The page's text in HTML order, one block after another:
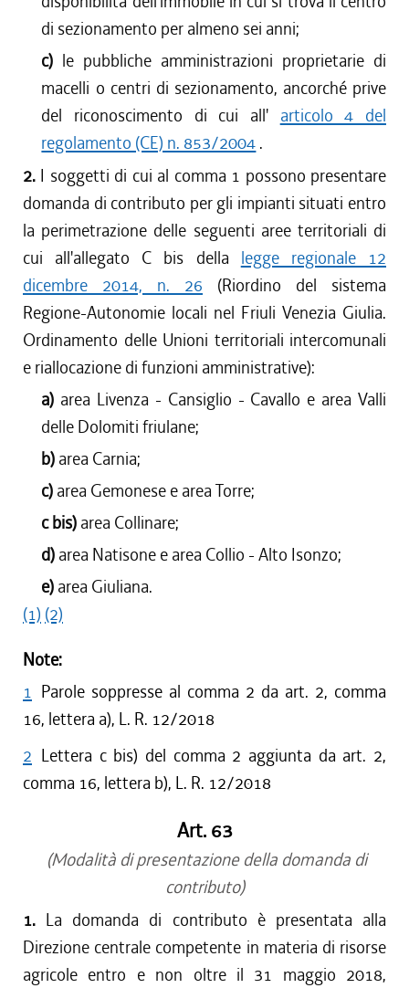
di sezionamento per almeno sei anni;
c) le pubbliche amministrazioni proprietarie di
macelli o centri di sezionamento, ancorché prive
del riconoscimento di cui all' articolo 4 del
regolamento (CE) n. 853/2004 .
2. I soggetti di cui al comma 1 possono presentare
domanda di contributo per gli impianti situati entro
la perimetrazione delle seguenti aree territoriali di
cui all'allegato C bis della legge regionale 12
dicembre 2014, n. 26 (Riordino del sistema
Regione-Autonomie locali nel Friuli Venezia Giulia.
Ordinamento delle Unioni territoriali intercomunali
e riallocazione di funzioni amministrative):
a) area Livenza - Cansiglio - Cavallo e area Valli
delle Dolomiti friulane;
b) area Carnia;
c) area Gemonese e area Torre;
c bis) area Collinare;
d) area Natisone e area Collio - Alto Isonzo;
e) area Giuliana.
(1) (2)
Note:
1 Parole soppresse al comma 2 da art. 2, comma
16, lettera a), L. R. 12/2018
2 Lettera c bis) del comma 2 aggiunta da art. 2,
comma 16, lettera b), L. R. 12/2018
Art. 63
(Modalità di presentazione della domanda di
contributo)
1. La domanda di contributo è presentata alla
Direzione centrale competente in materia di risorse
agricole entro e non oltre il 31 maggio 2018,